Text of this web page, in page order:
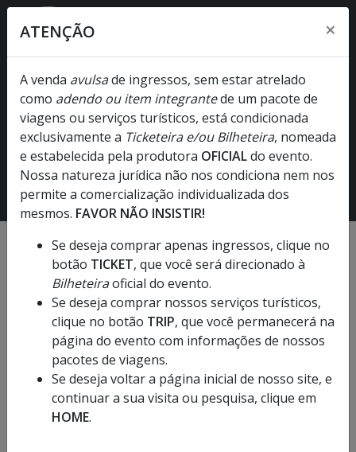
Louis Tomlinson
06/04/2027- Terça-feira
Suhai Music Hall [SP Market] - São Paulo - SP
► Não recomendado para menores de dezoito anos. •
Sujeito a alteração Judicial!
ATENÇÃO ×
A venda avulsade ingressos, sem estar atrelado
como adendo ou item integrantede um pacote de
viagens ou serviços turísticos, está condicionada
exclusivamente a Ticketeira e/ou Bilheteira, nomeada
e estabelecida pela produtora OFICIALdo evento.
Nossa natureza jurídica não nos condiciona nem nos
permite a comercialização individualizada dos
mesmos. FAVOR NÃO INSISTIR!
Se deseja comprar apenas ingressos, clique no
botão TICKET, que você será direcionado à
Bilheteiraoficial do evento.
Se deseja comprar nossos serviços turísticos,
clique no botão TRIP, que você permanecerá na
página do evento com informações de nossos
pacotes de viagens.
Se deseja voltar a página inicial de nosso site, e
continuar a sua visita ou pesquisa, clique em
HOME.